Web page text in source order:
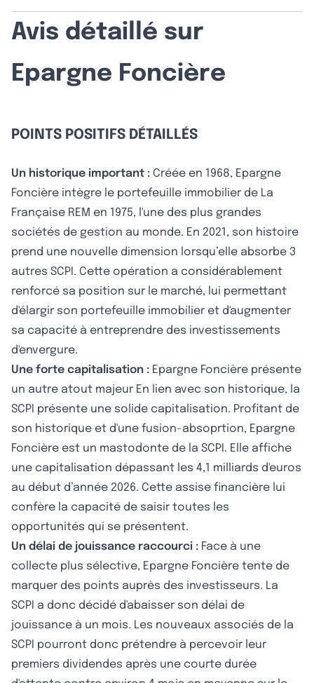
Avis détaillé sur
Epargne Foncière
POINTS POSITIFS DÉTAILLÉS
Un historique important : Créée en 1968, Epargne
Foncière intègre le portefeuille immobilier de La
Française REM en 1975, l'une des plus grandes
sociétés de gestion au monde. En 2021, son histoire
prend une nouvelle dimension lorsqu’elle absorbe 3
autres SCPI. Cette opération a considérablement
renforcé sa position sur le marché, lui permettant
d'élargir son portefeuille immobilier et d'augmenter
sa capacité à entreprendre des investissements
d'envergure.
Une forte capitalisation : Epargne Foncière présente
un autre atout majeur En lien avec son historique, la
SCPI présente une solide capitalisation. Profitant de
son historique et d'une fusion-absoprtion, Epargne
Foncière est un mastodonte de la SCPI. Elle affiche
une capitalisation dépassant les 4,1 milliards d'euros
au début d’année 2026. Cette assise financière lui
confère la capacité de saisir toutes les
opportunités qui se présentent.
Un délai de jouissance raccourci : Face à une
collecte plus sélective, Epargne Foncière tente de
marquer des points auprès des investisseurs. La
SCPI a donc décidé d'abaisser son délai de
jouissance à un mois. Les nouveaux associés de la
SCPI pourront donc prétendre à percevoir leur
premiers dividendes après une courte durée